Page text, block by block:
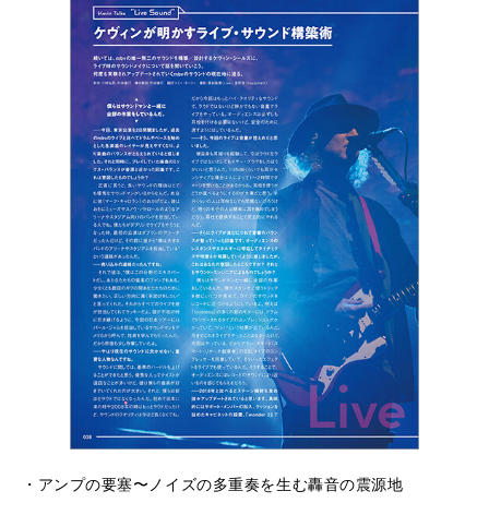
・アンプの要塞〜ノイズの多重奏を生む轟音の震源地